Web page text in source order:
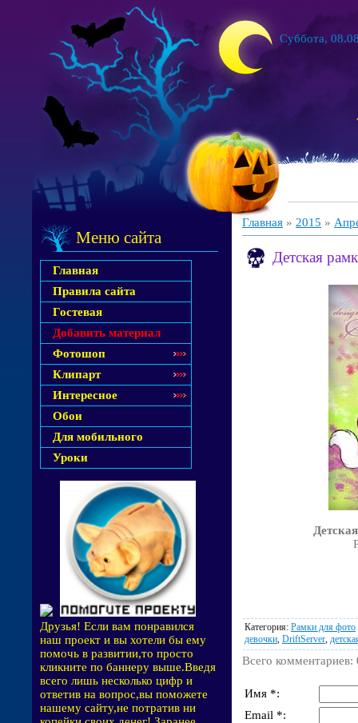
Суббота,
Меню сайта
Главная
Правила сайта
Гостевая
Добавить материал
Фотошоп
Клипарт
Интересное
Обои
Для мобильного
Уроки
Друзья! Если вам понравился
наш проект и вы хотели бы ему
помочь в развитии,то просто
кликните по баннеру выше.Введя
всего лишь несколько цифр и
ответив на вопрос,вы поможете
нашему сайту,не потратив ни
Главная » 2015 »
Детская
Категория: Рамки для фото
девочки DriftServer
Всего комментариев:
Имя *:
Email *: